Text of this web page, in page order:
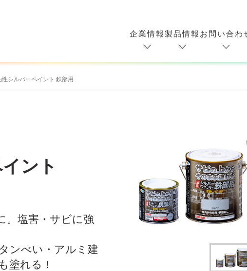
企業情報 製品情報 お問い合わ
性シルバーペイント 鉄部用
ント
。塩害・サビに強
ンべい・アルミ建
塗れる！